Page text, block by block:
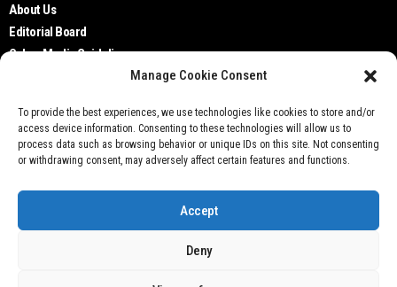
Manage Cookie Consent
To provide the best experiences, we use technologies like cookies to store and/or
access device information. Consenting to these technologies will allow us to
process data such as browsing behavior or unique IDs on this site. Not consenting
or withdrawing consent, may adversely affect certain features and functions.
Accept
Deny
About Us
Editorial Board
Cyber Media Guidelines
Privacy Policy
Contact Us